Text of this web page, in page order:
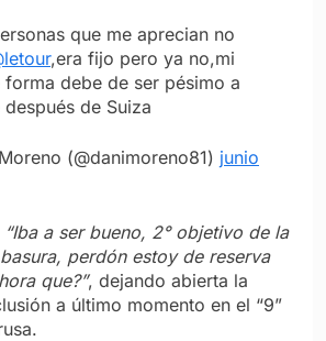
que me aprecian no
,era fijo pero ya no,mi
debe de ser pésimo a
de Suiza
(@danimoreno81) junio
“Iba a ser bueno, 2° objetivo de la
perdón estoy de reserva
que?”, dejando abierta la
a último momento en el “9”